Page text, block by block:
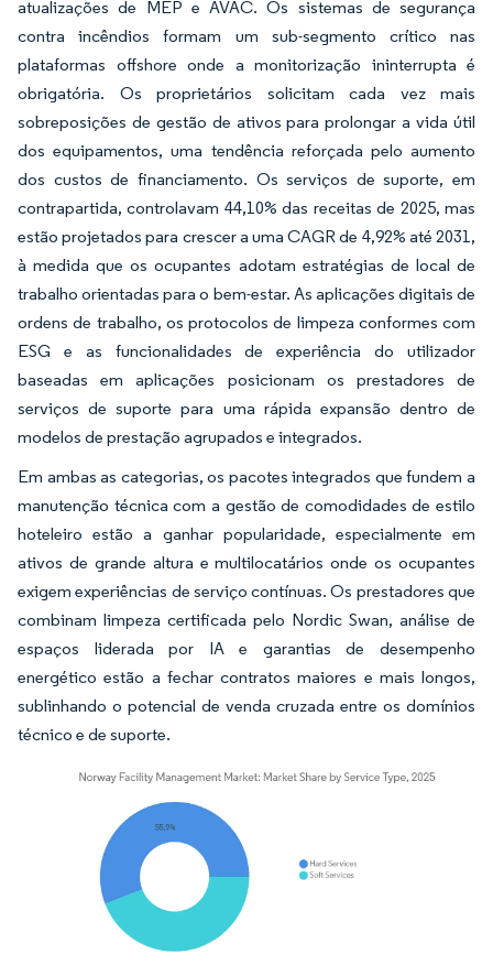
atualizações de MEP e AVAC. Os sistemas de segurança
contra incêndios formam um sub-segmento crítico nas
plataformas offshore onde a monitorização ininterrupta é
obrigatória. Os proprietários solicitam cada vez mais
sobreposições de gestão de ativos para prolongar a vida útil
dos equipamentos, uma tendência reforçada pelo aumento
dos custos de financiamento. Os serviços de suporte, em
contrapartida, controlavam 44,10% das receitas de 2025, mas
estão projetados para crescer a uma CAGR de 4,92% até 2031,
à medida que os ocupantes adotam estratégias de local de
trabalho orientadas para o bem-estar. As aplicações digitais de
ordens de trabalho, os protocolos de limpeza conformes com
ESG e as funcionalidades de experiência do utilizador
baseadas em aplicações posicionam os prestadores de
serviços de suporte para uma rápida expansão dentro de
modelos de prestação agrupados e integrados.
Em ambas as categorias, os pacotes integrados que fundem a
manutenção técnica com a gestão de comodidades de estilo
hoteleiro estão a ganhar popularidade, especialmente em
ativos de grande altura e multilocatários onde os ocupantes
exigem experiências de serviço contínuas. Os prestadores que
combinam limpeza certificada pelo Nordic Swan, análise de
espaços liderada por IA e garantias de desempenho
energético estão a fechar contratos maiores e mais longos,
sublinhando o potencial de venda cruzada entre os domínios
técnico e de suporte.